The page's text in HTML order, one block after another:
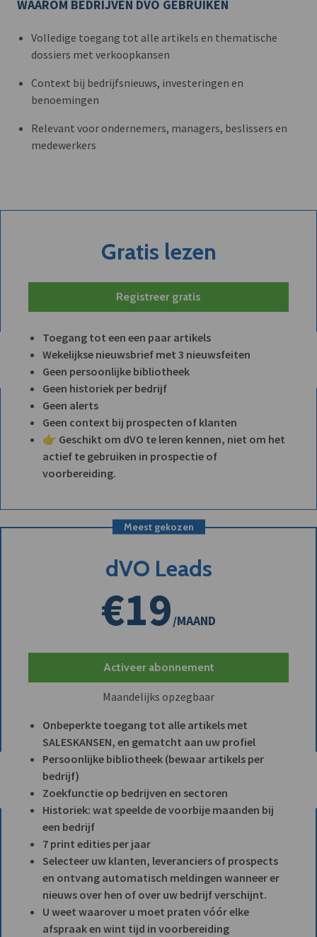
WAAROM BEDRIJVEN DVO GEBRUIKEN
Volledige toegang tot alle artikels en thematische
dossiers met verkoopkansen
Context bij bedrijfsnieuws, investeringen en
benoemingen
Relevant voor ondernemers, managers, beslissers en
medewerkers
Gratis lezen
Registreer gratis
Toegang tot een een paar artikels
Wekelijkse nieuwsbrief met 3 nieuwsfeiten
Geen persoonlijke bibliotheek
Geen historiek per bedrijf
Geen alerts
Geen context bij prospecten of klanten
👉 Geschikt om dVO te leren kennen, niet om het
actief te gebruiken in prospectie of
voorbereiding.
Meest gekozen
dVO Leads
€19/MAAND
Activeer abonnement
Maandelijks opzegbaar
Onbeperkte toegang tot alle artikels met
SALESKANSEN, en gematcht aan uw profiel
Persoonlijke bibliotheek (bewaar artikels per
bedrijf)
Zoekfunctie op bedrijven en sectoren
Historiek: wat speelde de voorbije maanden bij
een bedrijf
7 print edities per jaar
Selecteer uw klanten, leveranciers of prospects
en ontvang automatisch meldingen wanneer er
nieuws over hen of over uw bedrijf verschijnt.
U weet waarover u moet praten vóór elke
afspraak en wint tijd in voorbereiding